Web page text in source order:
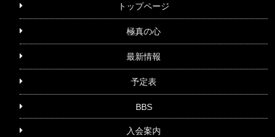
トップページ
極真の心
最新情報
予定表
BBS
入会案内